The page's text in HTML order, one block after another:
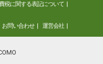
税に関する表記について
お問い合わせ 運営会社